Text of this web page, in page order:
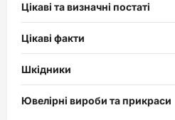
Цікаві та визначні постаті
Цікаві факти
Шкідники
Ювелірні вироби та прикраси